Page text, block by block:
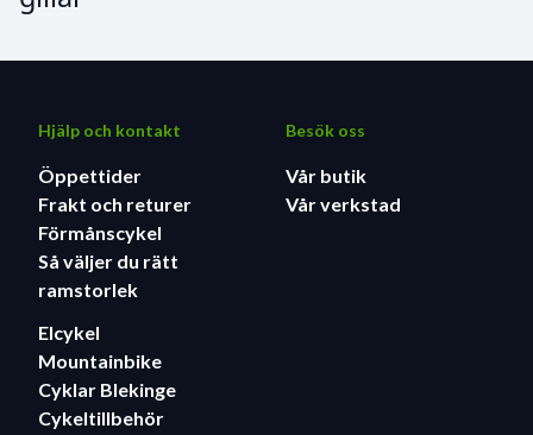
Hjälp och kontakt
Öppettider
Frakt och returer
Förmånscykel
Så väljer du rätt
ramstorlek
Elcykel
Mountainbike
Cyklar Blekinge
Cykeltillbehör
Besök oss
Vår butik
Vår verkstad